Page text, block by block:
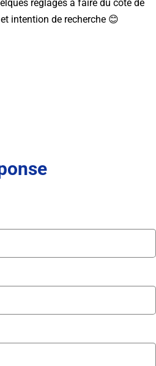
réglages à faire du côté de
intention de recherche 😊